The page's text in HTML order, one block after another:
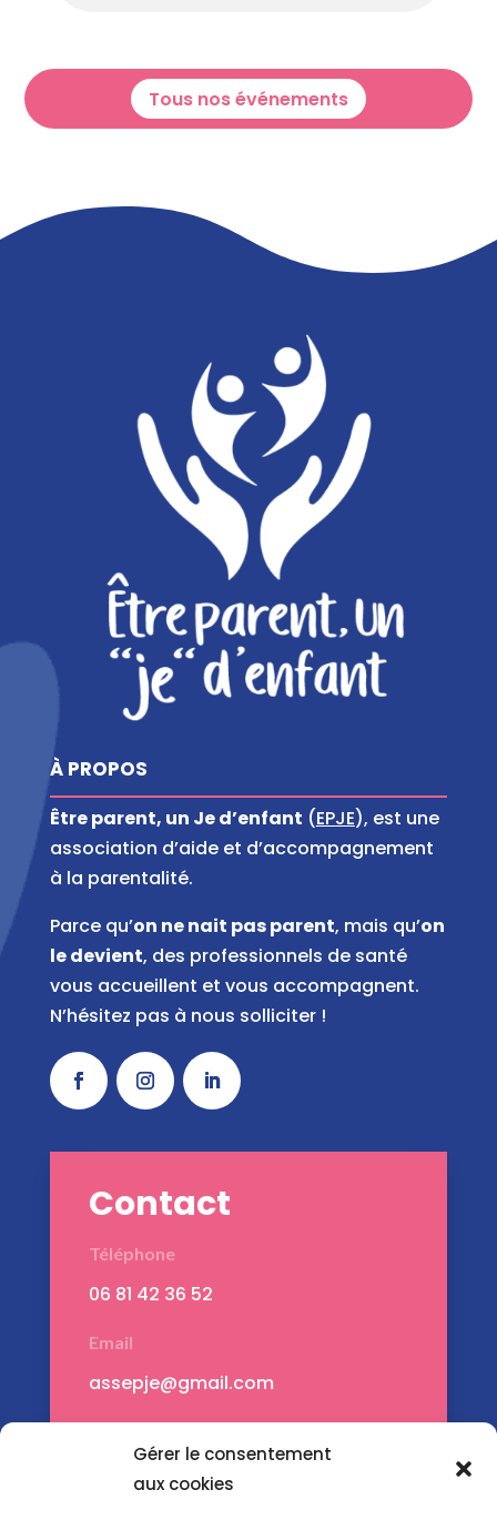
Gérer le consentement
aux cookies
Tous nos événements
À PROPOS
Être parent, un Je d’enfant (EPJE), est une
association d’aide et d’accompagnement
à la parentalité.
Parce qu’on ne nait pas parent, mais qu’on
le devient, des professionnels de santé
vous accueillent et vous accompagnent.
N’hésitez pas à nous solliciter !
Contact
Téléphone
06 81 42 36 52
Email
assepje@gmail.com
Montauban – 82000